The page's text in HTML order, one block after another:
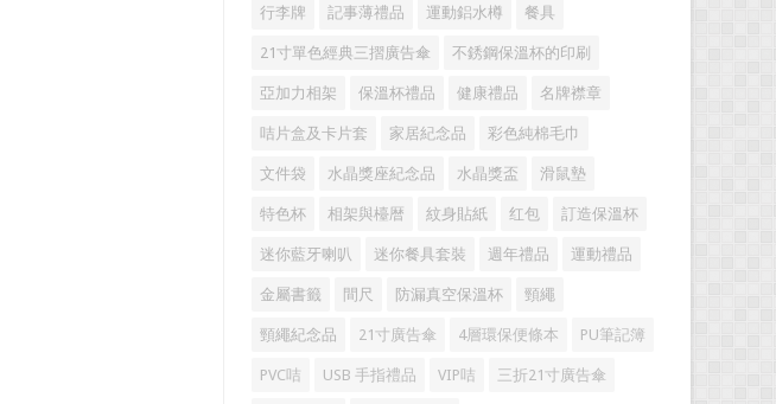
行李牌 記事薄禮品 運動鋁水樽 餐具
21寸單色經典三摺廣告傘 不銹鋼保溫杯的印刷
亞加力相架 保溫杯禮品 健康禮品 名牌襟章
咭片盒及卡片套 家居紀念品 彩色純棉毛巾
文件袋 水晶獎座紀念品 水晶獎盃 滑鼠墊
特色杯 相架與檯暦 紋身貼紙 红包 訂造保溫杯
迷你藍牙喇叭 迷你餐具套裝 週年禮品 運動禮品
金屬書籤 間尺 防漏真空保溫杯 頸繩
頸繩紀念品 21寸廣告傘 4層環保便條本 PU筆記簿
PVC咭 USB 手指禮品 VIP咭 三折21寸廣告傘